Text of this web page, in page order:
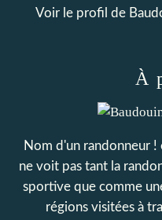
Voir le profil de
À
Nom d'un randonneur !
ne voit pas tant la
sportive que comme
régions visitées à